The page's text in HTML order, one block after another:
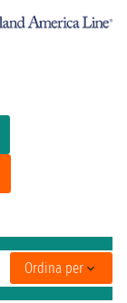
Ordina per